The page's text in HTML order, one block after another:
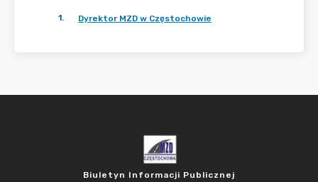
1. Dyrektor MZD w Częstochowie
Biuletyn Informacji Publicznej